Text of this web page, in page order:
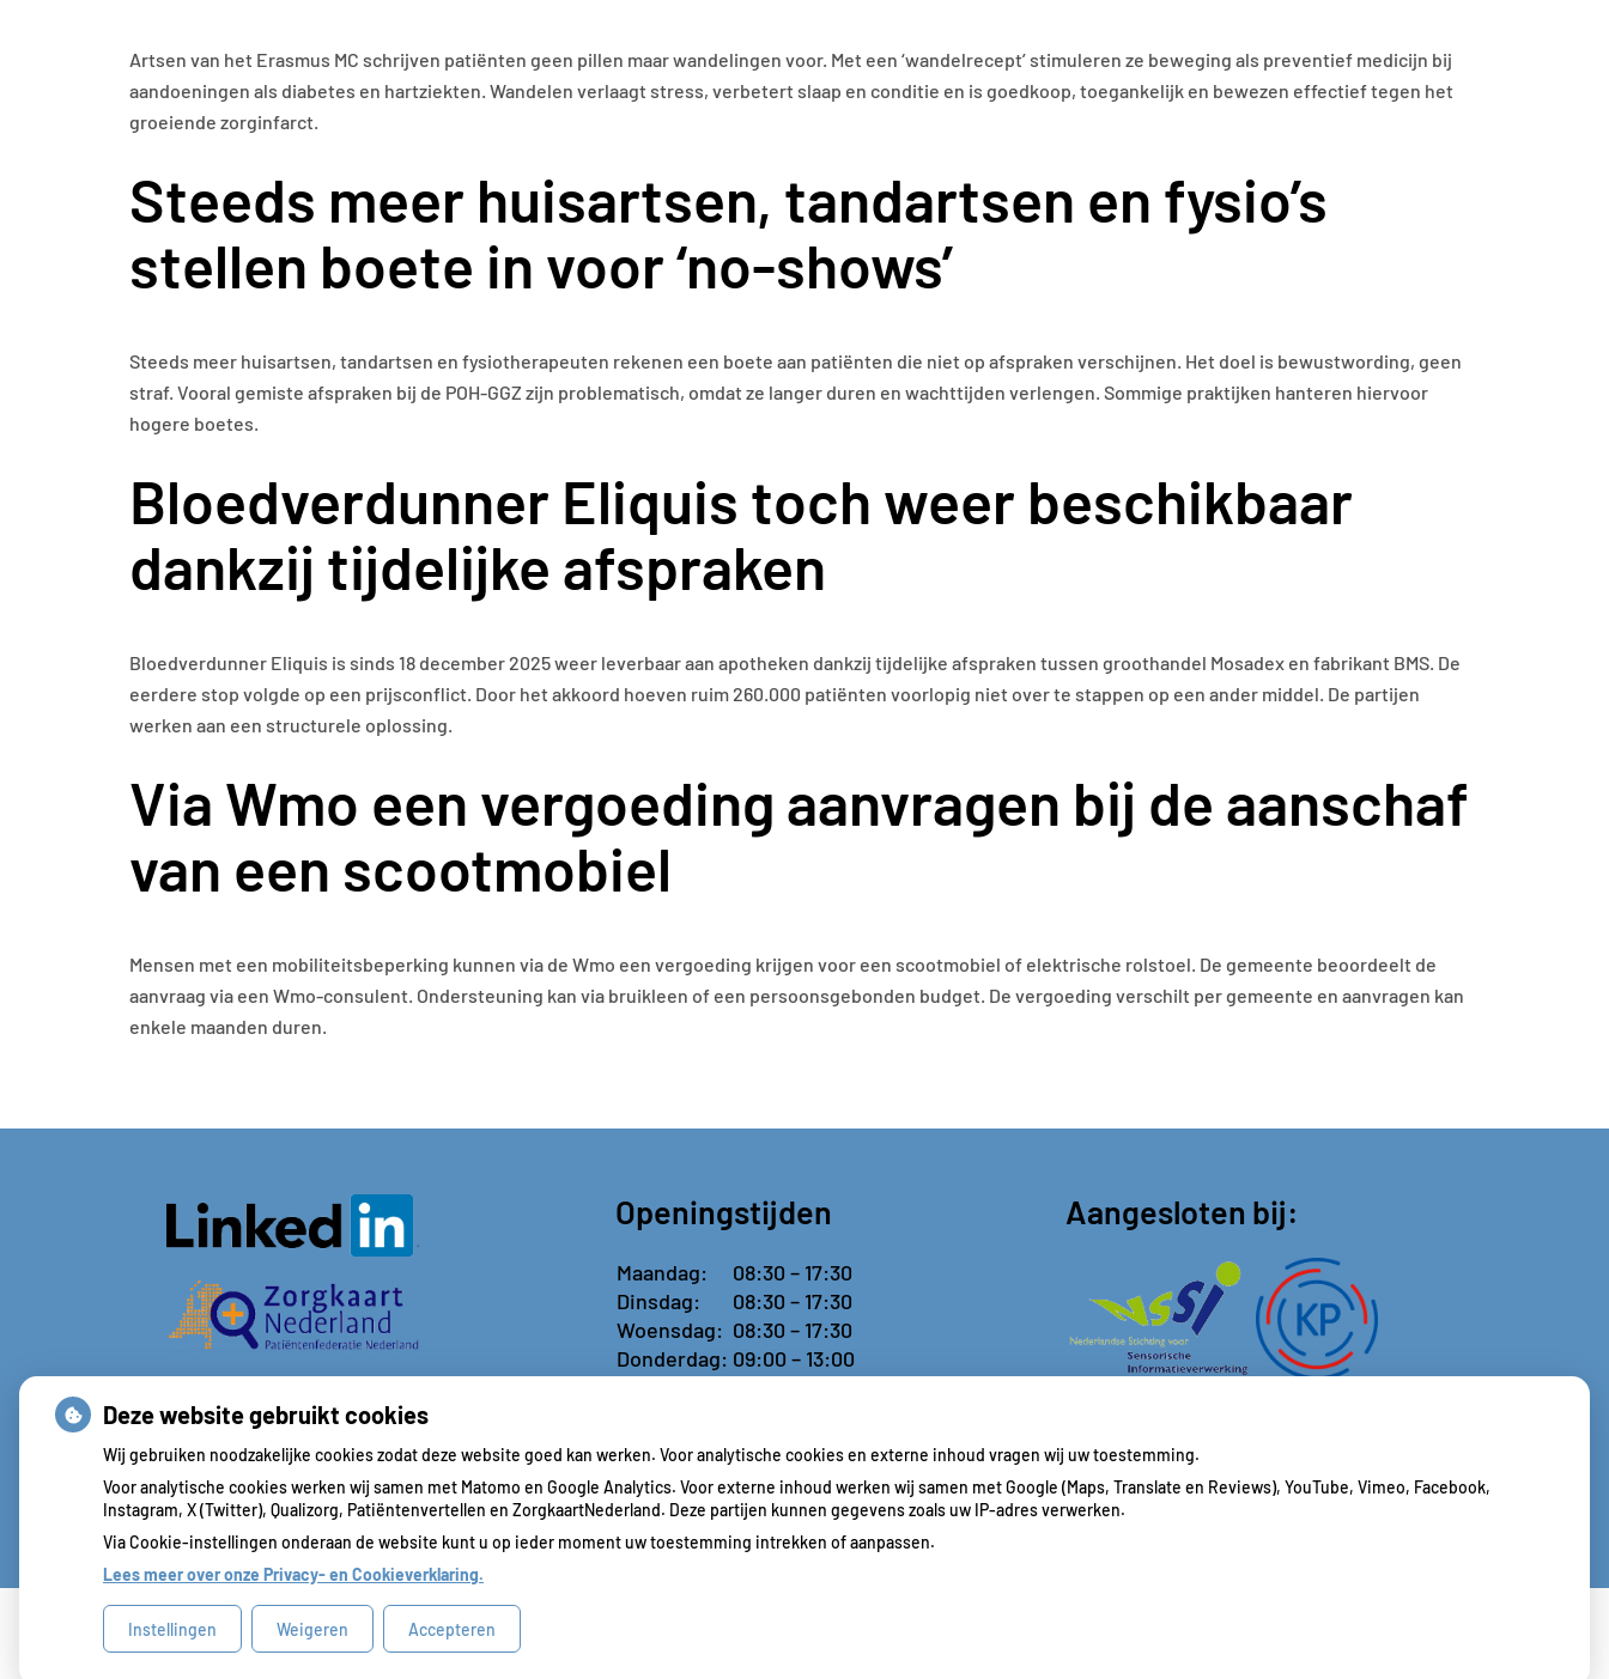
Artsen van het Erasmus MC schrijven patiënten geen pillen maar wandelingen voor. Met een ‘wandelrecept’ stimuleren ze beweging als preventief medicijn bij
aandoeningen als diabetes en hartziekten. Wandelen verlaagt stress, verbetert slaap en conditie en is goedkoop, toegankelijk en bewezen effectief tegen het
groeiende zorginfarct.
Steeds meer huisartsen, tandartsen en fysio’s
stellen boete in voor ‘no-shows’
Steeds meer huisartsen, tandartsen en fysiotherapeuten rekenen een boete aan patiënten die niet op afspraken verschijnen. Het doel is bewustwording, geen
straf. Vooral gemiste afspraken bij de POH-GGZ zijn problematisch, omdat ze langer duren en wachttijden verlengen. Sommige praktijken hanteren hiervoor
hogere boetes.
Bloedverdunner Eliquis toch weer beschikbaar
dankzij tijdelijke afspraken
Bloedverdunner Eliquis is sinds 18 december 2025 weer leverbaar aan apotheken dankzij tijdelijke afspraken tussen groothandel Mosadex en fabrikant BMS. De
eerdere stop volgde op een prijsconflict. Door het akkoord hoeven ruim 260.000 patiënten voorlopig niet over te stappen op een ander middel. De partijen
werken aan een structurele oplossing.
Via Wmo een vergoeding aanvragen bij de aanschaf
van een scootmobiel
Mensen met een mobiliteitsbeperking kunnen via de Wmo een vergoeding krijgen voor een scootmobiel of elektrische rolstoel. De gemeente beoordeelt de
aanvraag via een Wmo-consulent. Ondersteuning kan via bruikleen of een persoonsgebonden budget. De vergoeding verschilt per gemeente en aanvragen kan
enkele maanden duren.
Openingstijden
Maandag:
08:30 – 17:30
Dinsdag:
08:30 – 17:30
Woensdag: 08:30 – 17:30
Donderdag: 09:00 – 13:00
Aangesloten bij:
Uw Zorg Online|Beheer
Deze website gebruikt cookies
Wij gebruiken noodzakelijke cookies zodat deze website goed kan werken. Voor analytische cookies en externe inhoud vragen wij uw toestemming.
Voor analytische cookies werken wij samen met Matomo en Google Analytics. Voor externe inhoud werken wij samen met Google (Maps, Translate en Reviews), YouTube, Vimeo, Facebook,
Instagram, X (Twitter), Qualizorg, Patiëntenvertellen en ZorgkaartNederland. Deze partijen kunnen gegevens zoals uw IP-adres verwerken.
Via Cookie-instellingen onderaan de website kunt u op ieder moment uw toestemming intrekken of aanpassen.
Lees meer over onze Privacy- en Cookieverklaring.
Instellingen Weigeren Accepteren